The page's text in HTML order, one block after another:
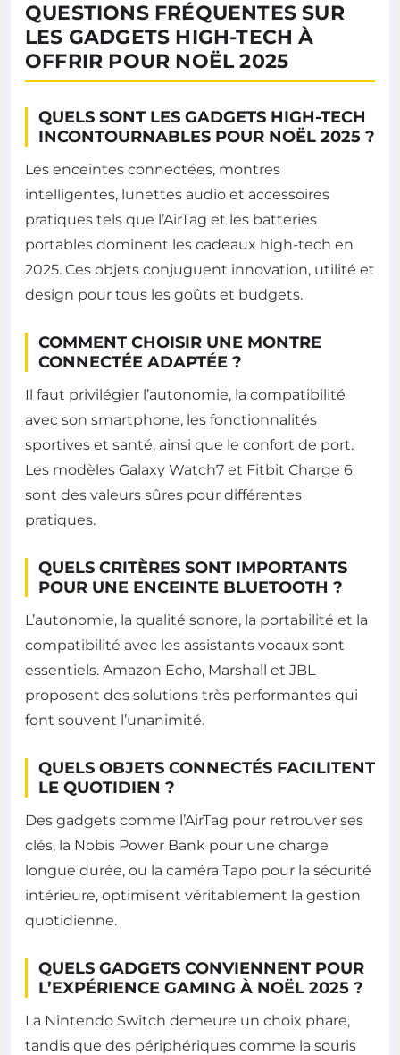
QUESTIONS FRÉQUENTES SUR
LES GADGETS HIGH-TECH À
OFFRIR POUR NOËL 2025
QUELS SONT LES GADGETS HIGH-TECH
INCONTOURNABLES POUR NOËL 2025 ?
Les enceintes connectées, montres
intelligentes, lunettes audio et accessoires
pratiques tels que l’AirTag et les batteries
portables dominent les cadeaux high-tech en
2025. Ces objets conjuguent innovation, utilité et
design pour tous les goûts et budgets.
COMMENT CHOISIR UNE MONTRE
CONNECTÉE ADAPTÉE ?
Il faut privilégier l’autonomie, la compatibilité
avec son smartphone, les fonctionnalités
sportives et santé, ainsi que le confort de port.
Les modèles Galaxy Watch7 et Fitbit Charge 6
sont des valeurs sûres pour différentes
pratiques.
QUELS CRITÈRES SONT IMPORTANTS
POUR UNE ENCEINTE BLUETOOTH ?
L’autonomie, la qualité sonore, la portabilité et la
compatibilité avec les assistants vocaux sont
essentiels. Amazon Echo, Marshall et JBL
proposent des solutions très performantes qui
font souvent l’unanimité.
QUELS OBJETS CONNECTÉS FACILITENT
LE QUOTIDIEN ?
Des gadgets comme l’AirTag pour retrouver ses
clés, la Nobis Power Bank pour une charge
longue durée, ou la caméra Tapo pour la sécurité
intérieure, optimisent véritablement la gestion
quotidienne.
QUELS GADGETS CONVIENNENT POUR
L’EXPÉRIENCE GAMING À NOËL 2025 ?
La Nintendo Switch demeure un choix phare,
tandis que des périphériques comme la souris